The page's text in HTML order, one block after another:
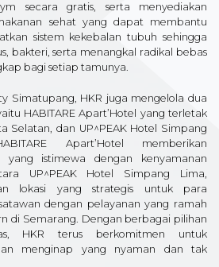
secara gratis, serta menyediakan
sehat yang dapat membantu
sistem kekebalan tubuh sehingga
bakteri, serta menangkal radikal bebas
bagi setiap tamunya.
Simatupang, HKR juga mengelola dua
HABITARE Apart’Hotel yang terletak
Selatan, dan UP^PEAK Hotel Simpang
Apart’Hotel memberikan
yang istimewa dengan kenyamanan
UP^PEAK Hotel Simpang Lima,
lokasi yang strategis untuk para
dengan pelayanan yang ramah
di Semarang. Dengan berbagai pilihan
HKR terus berkomitmen untuk
menginap yang nyaman dan tak